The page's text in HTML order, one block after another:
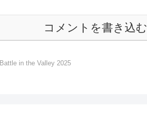
コメントを書き込む
Battle in the Valley 2025